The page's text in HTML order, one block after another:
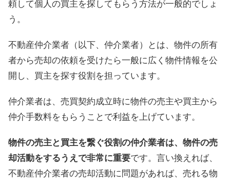
頼して個人の買主を探してもらう方法が一般的でしょ
う。
不動産仲介業者（以下、仲介業者）とは、物件の所有
者から売却の依頼を受けたら一般に広く物件情報を公
開し、買主を探す役割を担っています。
仲介業者は、売買契約成立時に物件の売主や買主から
仲介手数料をもらうことで利益を上げています。
物件の売主と買主を繋ぐ役割の仲介業者は、物件の売
却活動をするうえで非常に重要です。言い換えれば、
不動産仲介業者の売却活動に問題があれば、売れる物